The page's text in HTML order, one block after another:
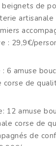
de
: 29,9€/
6 amuse
corse de
12 amuse
corse de
de